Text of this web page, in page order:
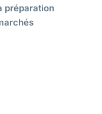
préparation